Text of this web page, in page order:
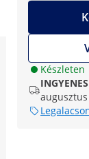
Készleten